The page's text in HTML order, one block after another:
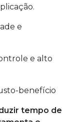
e
e alto
benefício
tempo de